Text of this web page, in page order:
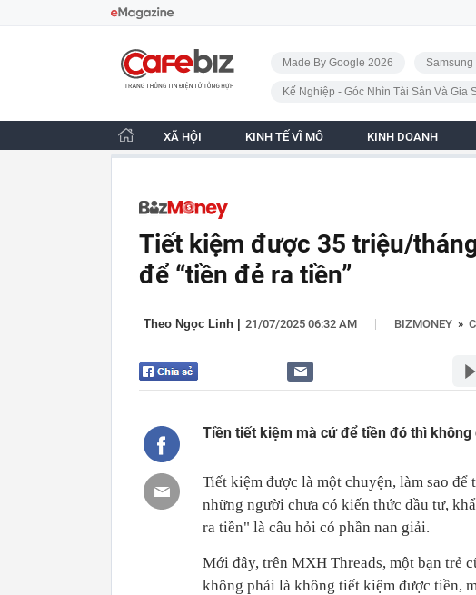
CafeBiz - Trang chủ
Made By Google 2026 Samsung
Kế Nghiệp - Góc Nhìn Tài Sản Và Gia
XÃ HỘI KINH TẾ VĨ MÔ KINH DOANH
Tiết kiệm được 35 triệu/
để “tiền đẻ ra tiền”
Theo Ngọc Linh | 21/07/2025 06:32 AM | BIZMONEY »
Tiền tiết kiệm mà cứ để tiền đó thì
Tiết kiệm được là một chuyện, làm sao
những người chưa có kiến thức đầu tư,
ra tiền" là câu hỏi có phần nan giải.
Mới đây, trên MXH Threads, một bạn trẻ
không phải là không tiết kiệm được tiền,